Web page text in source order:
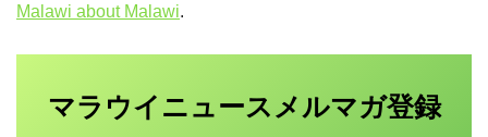
Malawi about Malawi.
マラウイニュース メルマガ登録